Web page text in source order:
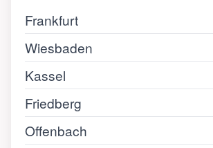
Frankfurt
Wiesbaden
Kassel
Friedberg
Offenbach